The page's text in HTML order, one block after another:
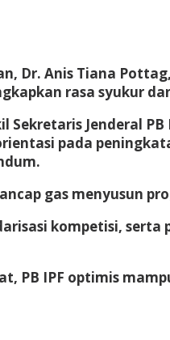
Dr. Anis Tiana
rasa syukur
Jenderal
pada
gas menyusun
kompetisi,
PB IPF optimis